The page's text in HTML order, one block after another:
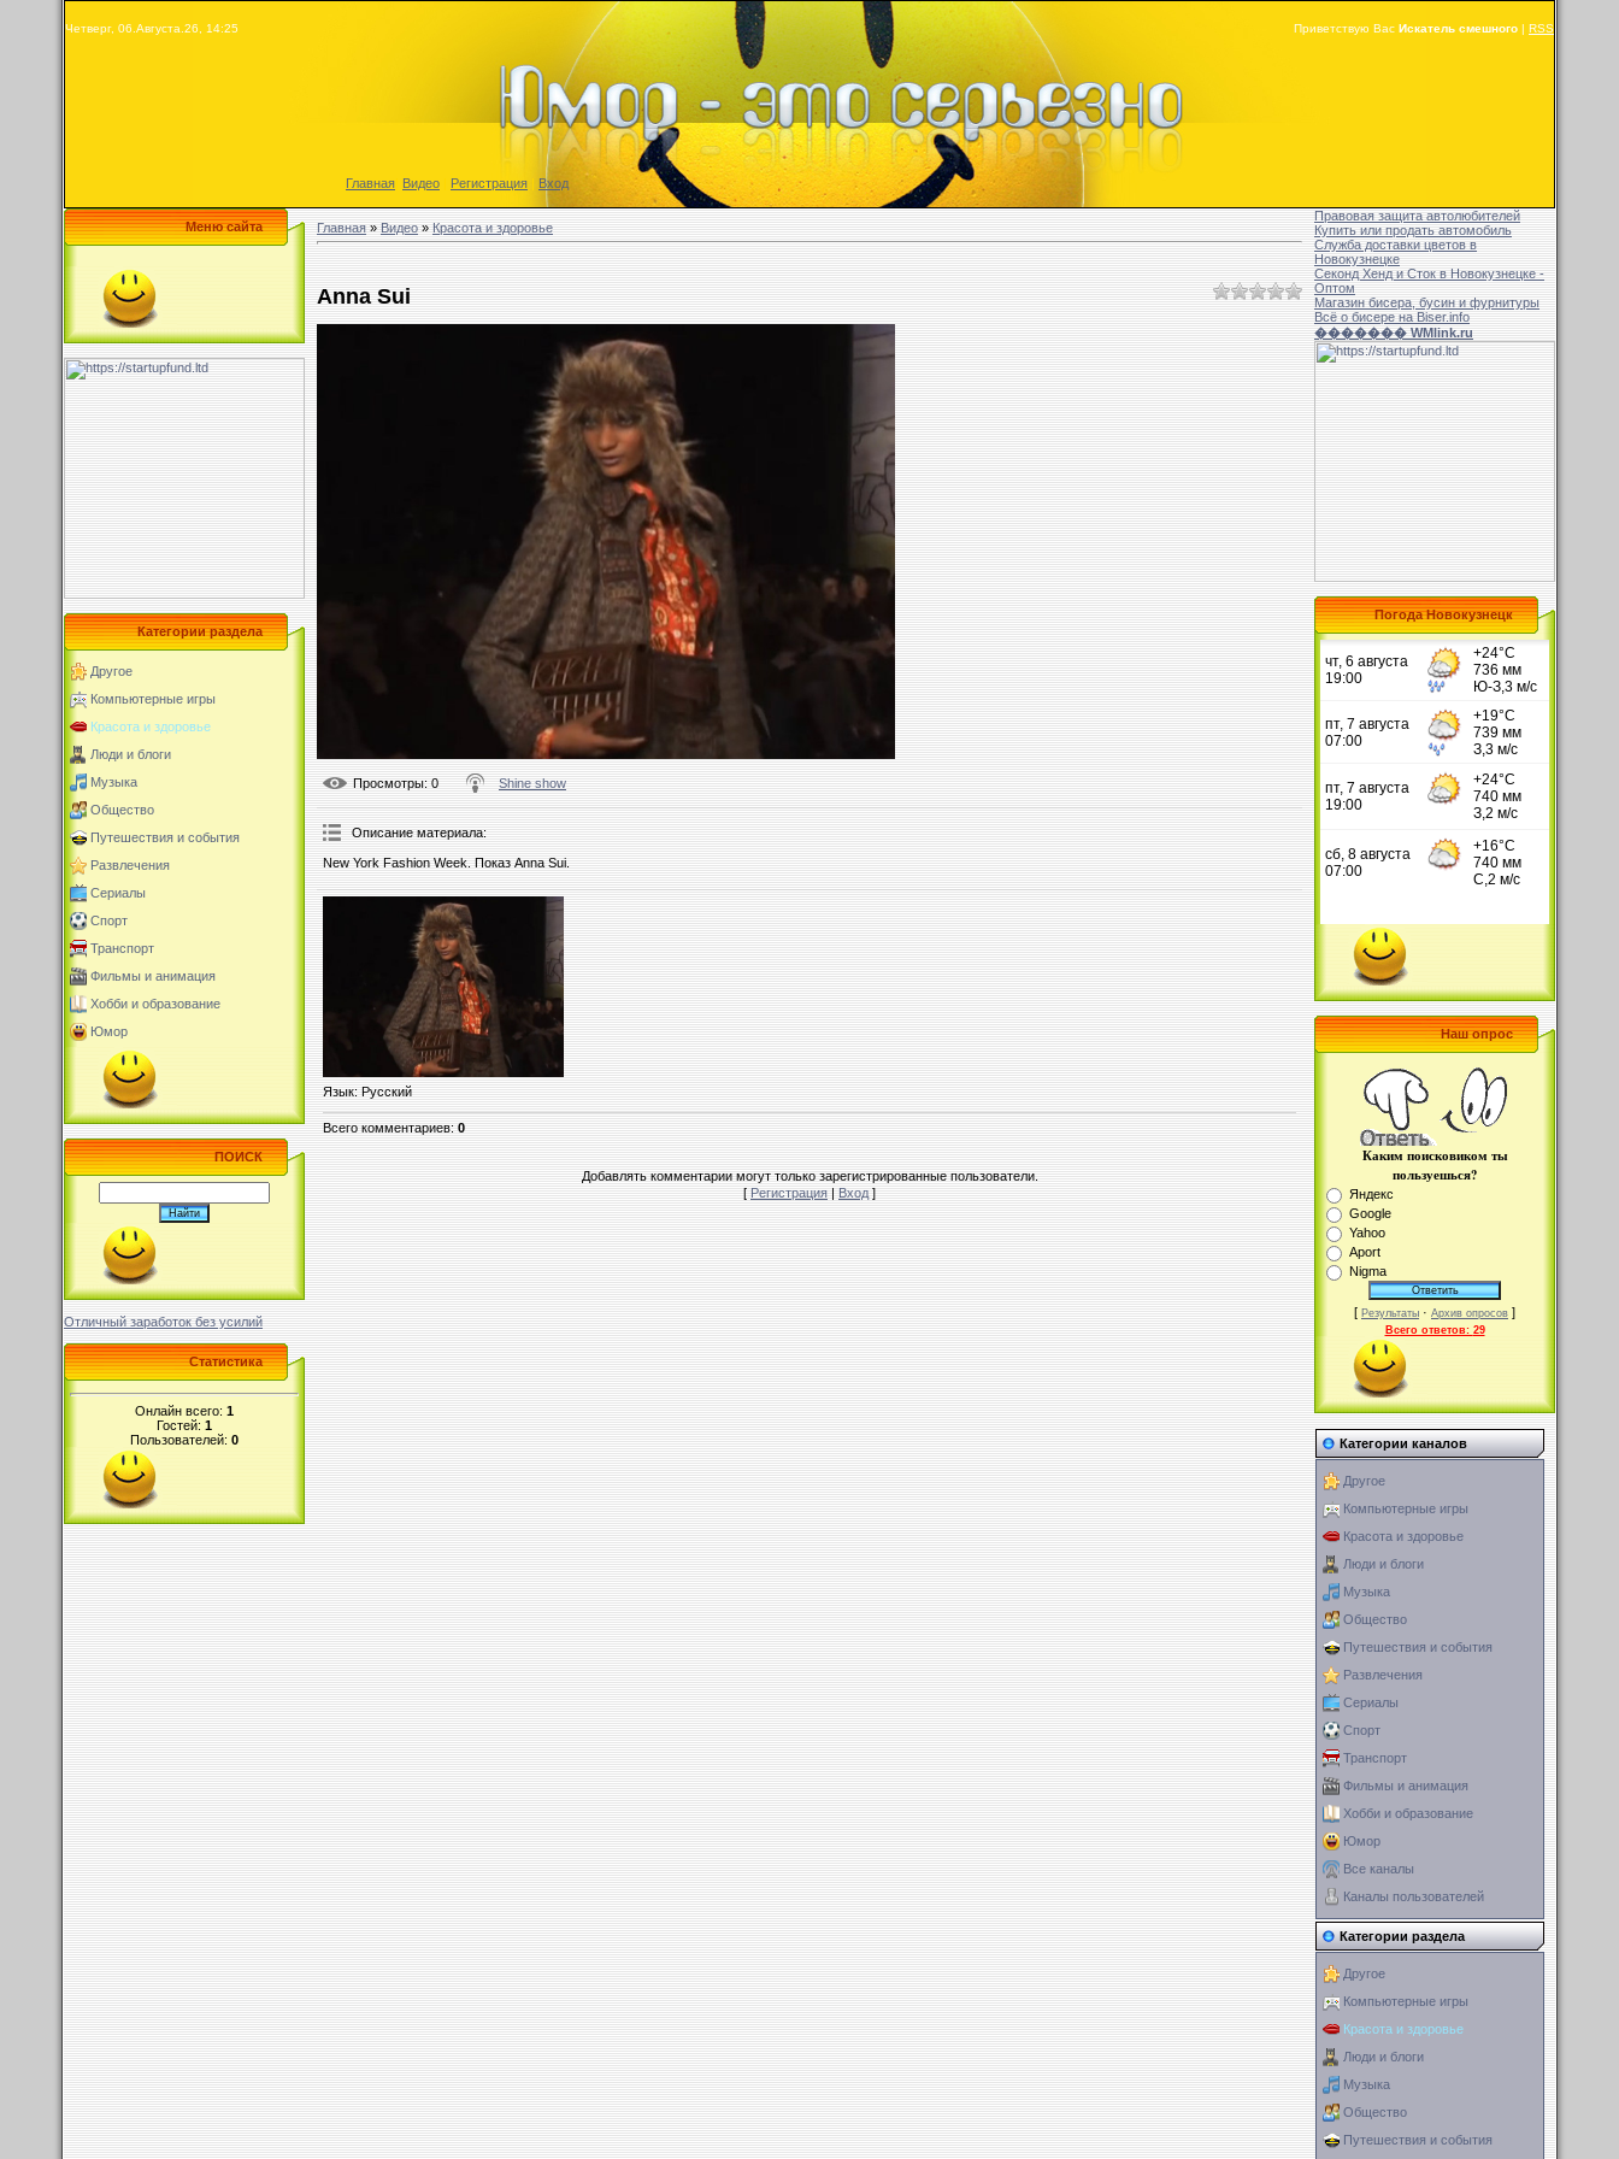
Четверг, 06.Августа.26, 14:25 Приветствую Вас Искатель смешного | RSS
Главная Видео Регистрация Вход
Меню сайта
Категории раздела
Другое
Компьютерные игры
Красота и здоровье
Люди и блоги
Музыка
Общество
Путешествия и события
Развлечения
Сериалы
Спорт
Транспорт
Фильмы и анимация
Хобби и образование
Юмор
ПОИСК
Отличный заработок без усилий
Статистика
Онлайн всего: 1
Гостей: 1
Пользователей: 0
Главная»Видео»Красота и здоровье
Anna Sui
Просмотры: 0 Shine show
Описание материала:
New York Fashion Week. Показ Anna Sui.
Язык: Русский
Всего комментариев:0
Добавлять комментарии могут только зарегистрированные пользователи.
[Регистрация|Вход]
Правовая защита автолюбителей
Купить или продать автомобиль
Служба доставки цветов в
Новокузнецке
Секонд Хенд и Сток в Новокузнецке -
Оптом
Магазин бисера, бусин и фурнитуры
Всё о бисере на Biser.info
������� WMlink.ru
Погода Новокузнецк
Наш опрос
Каким поисковиком ты
пользуешься?
Яндекс
Google
Yahoo
Aport
Nigma
[ Результаты · Архив опросов ]
Всего ответов: 29
Категории каналов
Другое
Компьютерные игры
Красота и здоровье
Люди и блоги
Музыка
Общество
Путешествия и события
Развлечения
Сериалы
Спорт
Транспорт
Фильмы и анимация
Хобби и образование
Юмор
Все каналы
Каналы пользователей
Категории раздела
Другое
Компьютерные игры
Красота и здоровье
Люди и блоги
Музыка
Общество
Путешествия и события